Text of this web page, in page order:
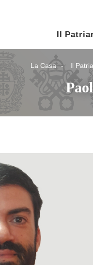
Il
La Casa Il